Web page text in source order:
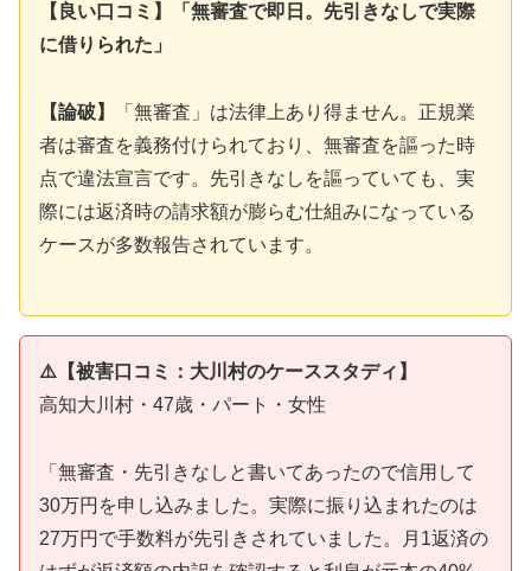
【良い口コミ】「無審査で即日。先引きなしで実際
に借りられた」
【論破】
「無審査」は法律上あり得ません。正規業
者は審査を義務付けられており、無審査を謳った時
点で違法宣言です。先引きなしを謳っていても、実
際には返済時の請求額が膨らむ仕組みになっている
ケースが多数報告されています。
⚠️【被害口コミ：大川村のケーススタディ】
高知大川村・47歳・パート・女性
「無審査・先引きなしと書いてあったので信用して
30万円を申し込みました。実際に振り込まれたのは
27万円で手数料が先引きされていました。月1返済の